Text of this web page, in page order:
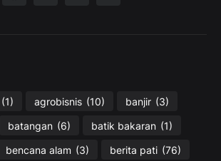
(1) agrobisnis (10) banjir (3)
batangan (6) batik bakaran (1)
bencana alam (3) berita pati (76)